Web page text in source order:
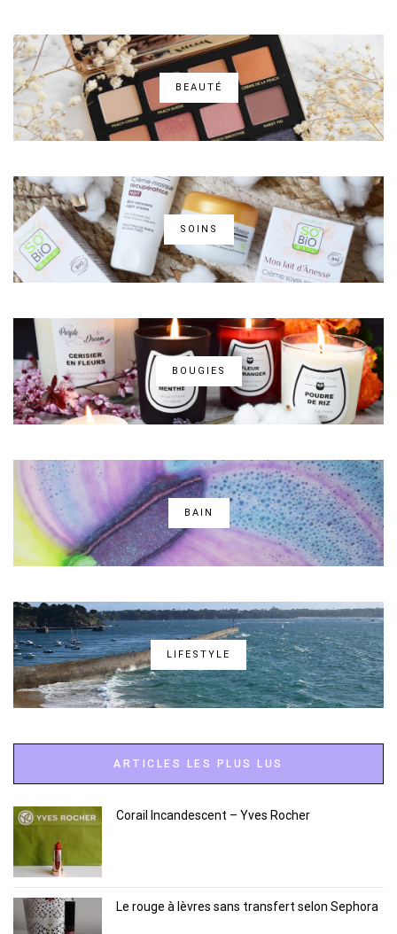
BEAUTÉ
SOINS
BOUGIES
BAIN
LIFESTYLE
ARTICLES LES PLUS LUS
Corail Incandescent – Yves Rocher
Le rouge à lèvres sans transfert selon Sephora